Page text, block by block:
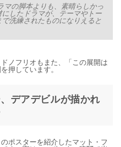
マの脚本よりも、素晴らしかっ
したドラマが、テーマやトー
洗練されたものになりえると
ノフリオもまた、「この展開は
押しています。
デアデビルが描かれ
ポスターを紹介したマット・フ